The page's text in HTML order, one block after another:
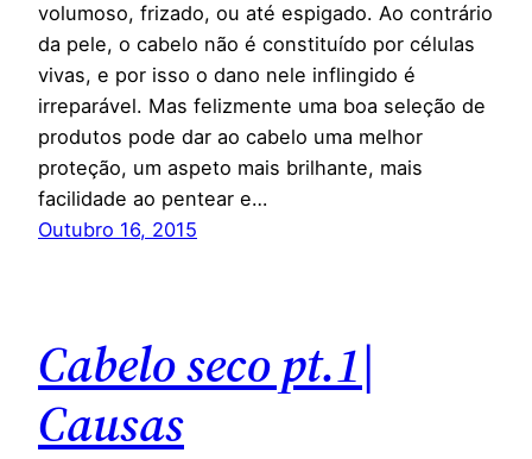
volumoso, frizado, ou até espigado. Ao contrário
da pele, o cabelo não é constituído por células
vivas, e por isso o dano nele inflingido é
irreparável. Mas felizmente uma boa seleção de
produtos pode dar ao cabelo uma melhor
proteção, um aspeto mais brilhante, mais
facilidade ao pentear e…
Outubro 16, 2015
Cabelo seco pt.1|
Causas